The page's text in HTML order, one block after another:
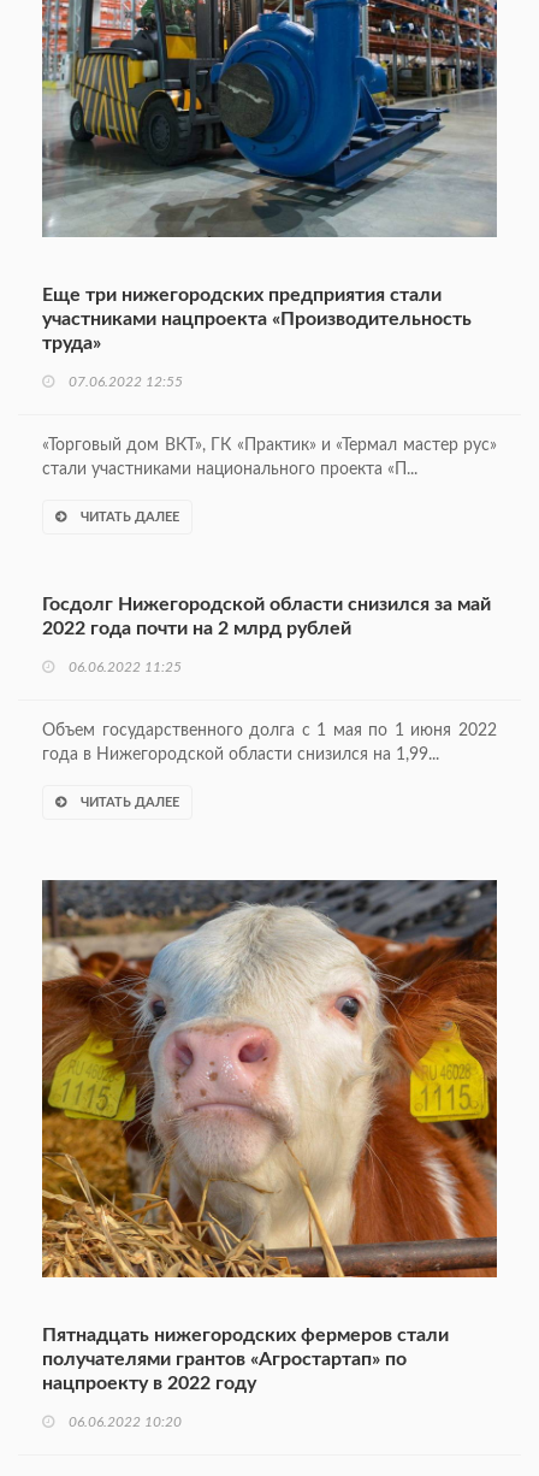
Еще три нижегородских предприятия стали
участниками нацпроекта «Производительность
труда»
07.06.2022 12:55
«Торговый дом ВКТ», ГК «Практик» и «Термал мастер рус»
стали участниками национального проекта «П...
ЧИТАТЬ ДАЛЕЕ
Госдолг Нижегородской области снизился за май
2022 года почти на 2 млрд рублей
06.06.2022 11:25
Объем государственного долга с 1 мая по 1 июня 2022
года в Нижегородской области снизился на 1,99...
ЧИТАТЬ ДАЛЕЕ
Пятнадцать нижегородских фермеров стали
получателями грантов «Агростартап» по
нацпроекту в 2022 году
06.06.2022 10:20